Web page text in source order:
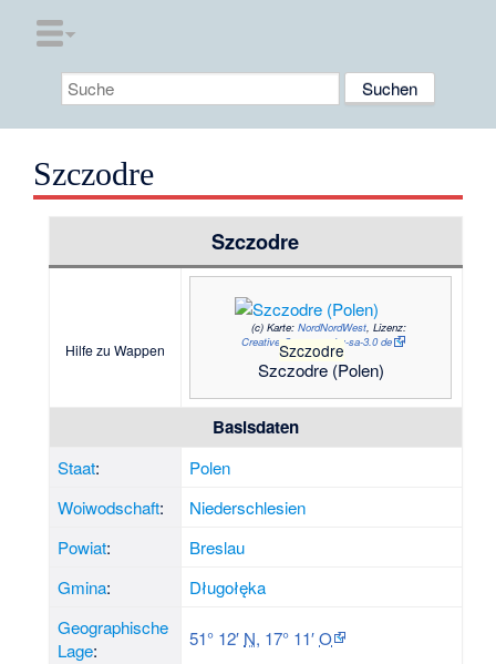
Szczodre
Szczodre
?
Hilfe zu Wappen
(c)Karte:NordNordWest, Lizenz:
Creative Commons by-sa-3.0 de
Szczodre (Polen)
Szczodre
Basisdaten
Staat:
Polen
Woiwodschaft:
Niederschlesien
Powiat:
Breslau
Gmina:
Długołęka
Geographische
Lage:
51° 12′ N, 17° 11′O